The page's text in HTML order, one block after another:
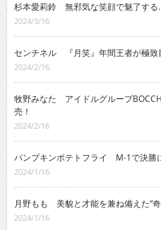
杉本愛莉鈴 無邪気な笑顔で魅了する
2024/3/16
センチネル 『月笑』年間王者が極致
2024/2/16
牧野みなた アイドルグループ
売！
2024/2/16
パンプキンポテトフライ M-1で決勝
2024/1/16
月野もも 美貌と才能を兼ね備えた“奇
2024/1/16